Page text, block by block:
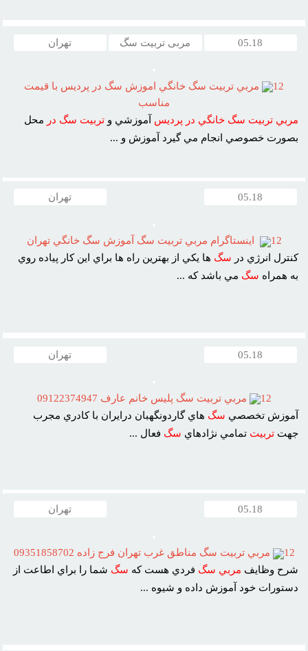
05.18 مربی تربیت سگ تهران
12
مربي تربيت سگ خانگي اموزش سگ در پرديس با قيمت
مناسب
مربي تربيت سگ خانگي در پرديس آموزشي وتربيت سگ در محل
بصورت خصوصي انجام مي گيرد آموزش و ...
05.18 تهران
12
اينستاگرام مربي تربيت سگ آموزش سگ خانگي تهران
کنترل انرژي در سگ ها يکي از بهترين راه ها براي اين کار پياده روي
به همراه سگ مي باشد که ...
05.18 تهران
12
مربي تربيت سگ پليس خانم عارف 09122374947
آموزش تخصصي سگ هاي گاردونگهبان درايران با کادري مجرب
جهتتربيت تمامي نژادهاي سگ فعال ...
05.18 تهران
12
مربي تربيت سگ مناطق غرب تهران فرج زاده 09351858702
شرح وظايف مربي سگ فردي هست که سگ شما را براي اطاعت از
دستورات خود آموزش داده و شيوه ...